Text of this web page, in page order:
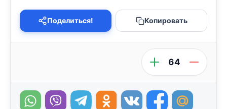
Поделиться! Копировать
64